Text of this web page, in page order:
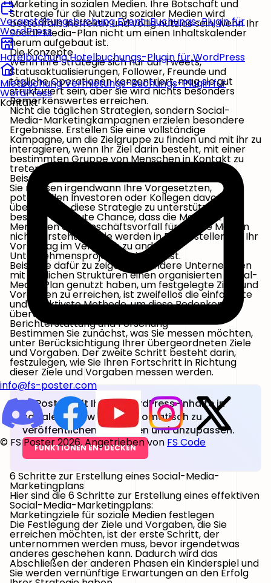
Veranstaltungsbuchung Event-Buchungs-Plugin für
WordPress
HotelbuchungHotelbuchungs-Plugin für WordPress
MietbuchungVermietungs-Buchungs-Plugin für
WordPress
Kontakt
info@fs-poster.com
© FS Poster 2026. Angetrieben von FS Code
Marketing in sozialen Medien. Ihre Botschaft und
Strategie für die Nutzung sozialer Medien wird
bestenfalls ineffektiv und völlig nutzlos sein, wenn Ihr
Social-Media-Plan nicht um einen Inhaltskalender
herum aufgebaut ist.
Die Konzepte
Wenn Ihre Strategie sich nur auf Tweets,
Statusaktualisierungen, Follower, Freunde und
tägliche Operationen konzentriert, mag sie gut
strukturiert sein, aber sie wird nichts besonders
Bemerkenswertes erreichen.
Nicht die täglichen Strategien, sondern Social-
Media-Marketingkampagnen erzielen besondere
Ergebnisse. Erstellen Sie eine vollständige
Kampagne, um die Zielgruppe zu finden und mit ihr zu
interagieren, wenn Ihr Ziel darin besteht, mit einer
bestimmten Gruppe von Menschen in Kontakt zu
treten.
Beispiele
Sie müssen irgendwann Ihre Vorgesetzten,
potenziellen Investoren oder Kollegen davon
überzeugen, diese Strategie zu unterstützen. Es
besteht eine gute Chance, dass die Mehrheit der
Menschen den Geschäftsvorfall für soziale Medien
nicht versteht und sie werden in Frage stellen, ob Ihr
Vorschlag im Vergleich zu anderen
Unternehmensprojekten sinnvoll ist.
Beispiele dafür zu zeigen, wie andere Unternehmen
mit ähnlichen Strukturen einen organisierten Social-
Media-Plan genutzt haben, um festgelegte Ziele und
Vorgaben zu erreichen, ist zweifellos die einfachste
und effektivste Methode, um diese Bedenken zu
überwinden.
Berichterstattung und Forschung
Bestimmen Sie zunächst, was Sie messen möchten,
unter Berücksichtigung Ihrer übergeordneten Ziele
und Vorgaben. Der zweite Schritt besteht darin,
festzulegen, wie Sie Ihren Fortschritt in Richtung
dieser Ziele und Vorgaben messen werden.
FS Poster hilft Ihnen, WordPress-Inhalte in
sozialen Netzwerken automatisch zu
veröffentlichen, zu planen und anzupassen.
FUNKTIONEN ENTDECKEN
6 Schritte zur Erstellung eines Social-Media-
Marketingplans
Hier sind die 6 Schritte zur Erstellung eines effektiven
Social-Media-Marketingplans:
Marketingziele für soziale Medien festlegen
Die Festlegung der Ziele und Vorgaben, die Sie
erreichen möchten, ist der erste Schritt, der
unternommen werden muss, bevor irgendetwas
anderes geschehen kann. Dadurch wird das
Abschließen der anderen Phasen ein Kinderspiel und
Sie werden vernünftige Erwartungen an den Erfolg